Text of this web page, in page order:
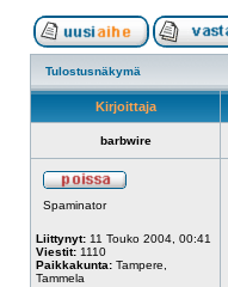
Tulostusnäkymä
Kirjoittaja
barbwire
Spaminator
Liittynyt: 11 Touko 2004, 00:41
Viestit: 1110
Paikkakunta: Tampere,
Tammela